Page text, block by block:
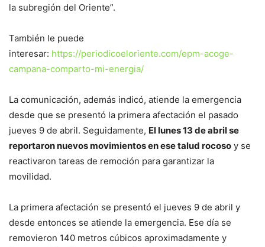
la subregión del Oriente”.
También le puede
interesar: https://periodicoeloriente.com/epm-acoge-
campana-comparto-mi-energia/
La comunicación, además indicó, atiende la emergencia
desde que se presentó la primera afectación el pasado
jueves 9 de abril. Seguidamente, El lunes 13 de abril se
reportaron nuevos movimientos en ese talud rocoso y se
reactivaron tareas de remoción para garantizar la
movilidad.
La primera afectación se presentó el jueves 9 de abril y
desde entonces se atiende la emergencia. Ese día se
removieron 140 metros cúbicos aproximadamente y